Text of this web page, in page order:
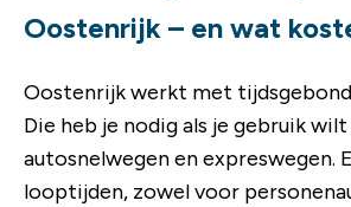
Oostenrijk – en wat
Oostenrijk werkt met
Die heb je nodig als je gebruik
autosnelwegen en expreswegen.
looptijden, zowel voor